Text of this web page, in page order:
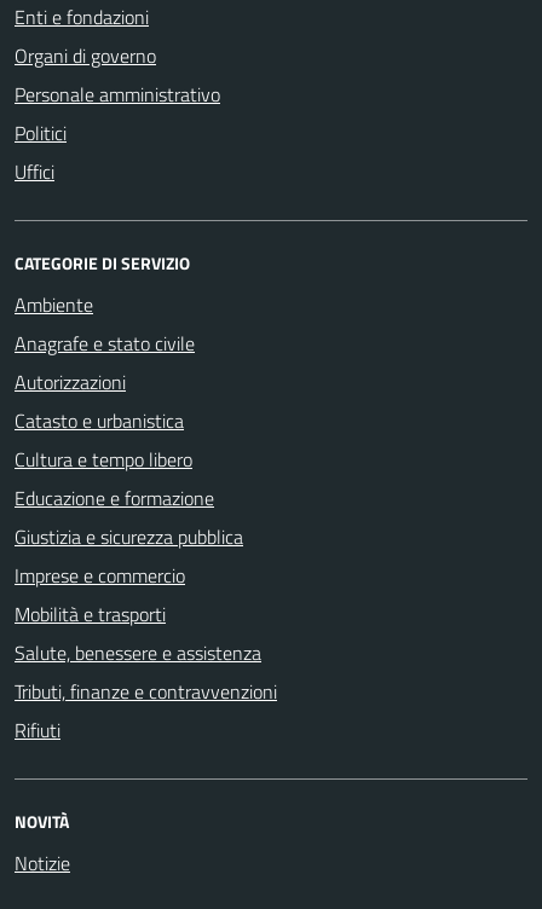
Enti e fondazioni
Organi di governo
Personale amministrativo
Politici
Uffici
CATEGORIE DI SERVIZIO
Ambiente
Anagrafe e stato civile
Autorizzazioni
Catasto e urbanistica
Cultura e tempo libero
Educazione e formazione
Giustizia e sicurezza pubblica
Imprese e commercio
Mobilità e trasporti
Salute, benessere e assistenza
Tributi, finanze e contravvenzioni
Rifiuti
NOVITÀ
Notizie